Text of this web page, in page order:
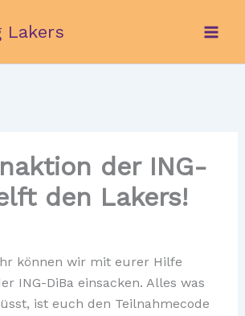
Lakers
der ING-
den Lakers!
können wir mit eurer Hilfe
ING-DiBa einsacken. Alles was
ist euch den Teilnahmecode